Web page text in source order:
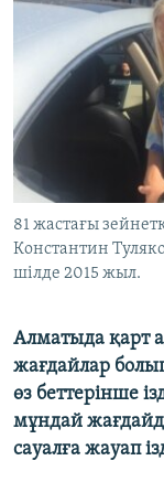
Русский
ЖАЗЫЛЫҢЫЗ
Басқа
81 жастағы
Константин
шілде 2015 жыл.
Алматыда қарт
жағдайлар
өз беттерінше
мұндай
сауалға жауап